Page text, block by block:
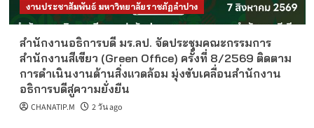
งานประชาสัมพันธ์ มหาวิทยาลัยราชภัฏลำปาง
สำนักงานอธิการบดี มร.ลป. จัดประชุมคณะกรรมการ
สำนักงานสีเขียว (Green Office) ครั้งที่ 8/2569 ติดตาม
การดำเนินงานด้านสิ่งแวดล้อม มุ่งขับเคลื่อนสำนักงาน
อธิการบดีสู่ความยั่งยืน
CHANATIP.M 2 วัน ago